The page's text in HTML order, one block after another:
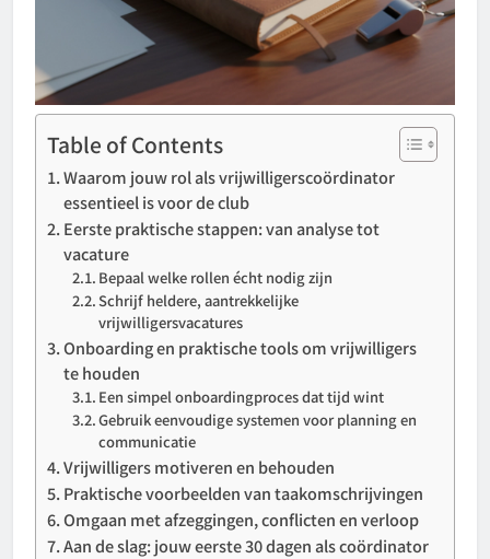
Table of Contents
Waarom jouw rol als vrijwilligerscoördinator
essentieel is voor de club
Eerste praktische stappen: van analyse tot
vacature
Bepaal welke rollen écht nodig zijn
Schrijf heldere, aantrekkelijke
vrijwilligersvacatures
Onboarding en praktische tools om vrijwilligers
te houden
Een simpel onboardingproces dat tijd wint
Gebruik eenvoudige systemen voor planning en
communicatie
Vrijwilligers motiveren en behouden
Praktische voorbeelden van taakomschrijvingen
Omgaan met afzeggingen, conflicten en verloop
Aan de slag: jouw eerste 30 dagen als coördinator